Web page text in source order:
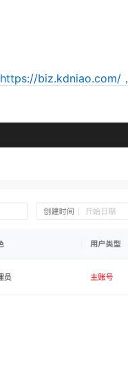
https://biz.kdniao.com/，